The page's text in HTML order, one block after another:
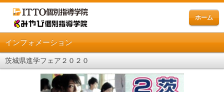
ホーム
インフォメーション
茨城県進学フェア２０２０